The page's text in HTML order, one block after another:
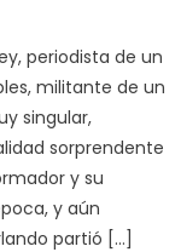
periodista de un
militante de un
singular,
sorprendente
y su
y aún
partió […]